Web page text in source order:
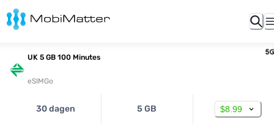
UK 5 GB 100 Minutes
eSIMGo
30 dagen 5 GB $8.99